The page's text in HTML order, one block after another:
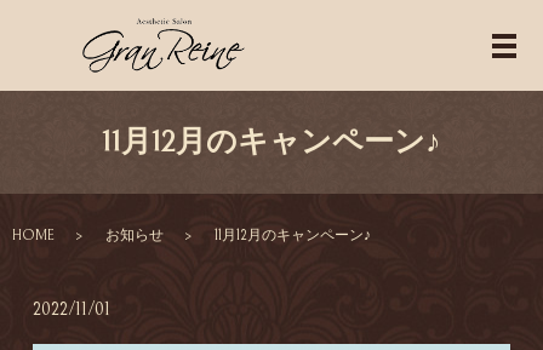
11月12月のキャンペーン♪
HOME お知らせ 11月12月のキャンペーン♪
2022/11/01